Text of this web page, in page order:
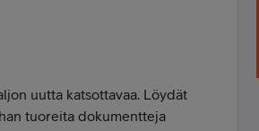
uutta katsottavaa. Löydät
tuoreita dokumentteja